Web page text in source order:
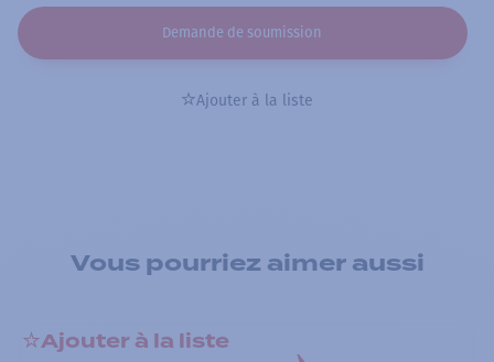
Demande de soumission
Ajouter à la liste
Vous pourriez aimer aussi
Ajouter à la liste